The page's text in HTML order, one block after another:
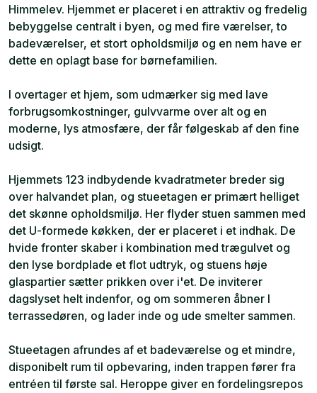
Himmelev. Hjemmet er placeret i en attraktiv og fredelig
bebyggelse centralt i byen, og med fire værelser, to
badeværelser, et stort opholdsmiljø og en nem have er
dette en oplagt base for børnefamilien.
I overtager et hjem, som udmærker sig med lave
forbrugsomkostninger, gulvvarme over alt og en
moderne, lys atmosfære, der får følgeskab af den fine
udsigt.
Hjemmets 123 indbydende kvadratmeter breder sig
over halvandet plan, og stueetagen er primært helliget
det skønne opholdsmiljø. Her flyder stuen sammen med
det U-formede køkken, der er placeret i et indhak. De
hvide fronter skaber i kombination med trægulvet og
den lyse bordplade et flot udtryk, og stuens høje
glaspartier sætter prikken over i'et. De inviterer
dagslyset helt indenfor, og om sommeren åbner I
terrassedøren, og lader inde og ude smelter sammen.
Stueetagen afrundes af et badeværelse og et mindre,
disponibelt rum til opbevaring, inden trappen fører fra
entréen til første sal. Heroppe giver en fordelingsrepos